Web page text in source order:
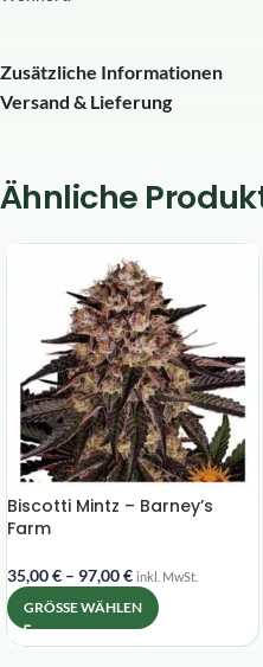
Zusätzliche Informationen
Versand & Lieferung
Ähnliche
Biscotti Mintz – Barney’s
Farm
35,00€ – 97,00€ inkl. MwSt.
GRÖSSE WÄHLEN